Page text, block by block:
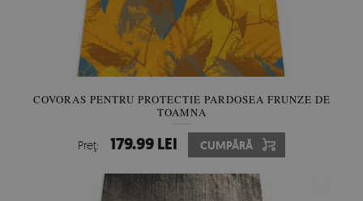
COVORAS PENTRU PROTECTIE PARDOSEA FRUNZE DE
TOAMNA
Preţ: 179.99 LEI CUMPĂRĂ